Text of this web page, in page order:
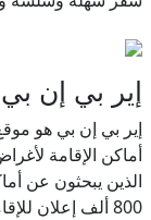
إير بي إن بي
إير بي إن بي هو
أماكن الإقامة
الذين يبحثون عن
800 ألف إعلان